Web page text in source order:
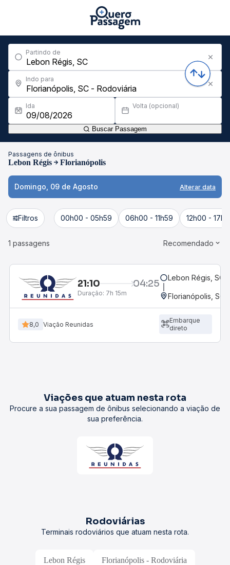
Partindo de
Indo para
Ida Volta (opcional)
Buscar Passagem
Passagens de ônibus
Lebon Régis Florianópolis
Domingo, 09 de Agosto Alterar data
Filtros 00h00 - 05h59 06h00 - 11h59 12h00 -
1 passagens Recomendado
21:10 04:25
Duração: 7h 15m
Lebon Régis, SC
Florianópolis, SC
8,0 Viação Reunidas
Embarque
direto
Viações que atuam nesta rota
Procure a sua passagem de ônibus selecionando a viação de
sua preferência.
Rodoviárias
Terminais rodoviários que atuam nesta rota.
Lebon Régis Florianópolis - Rodoviária